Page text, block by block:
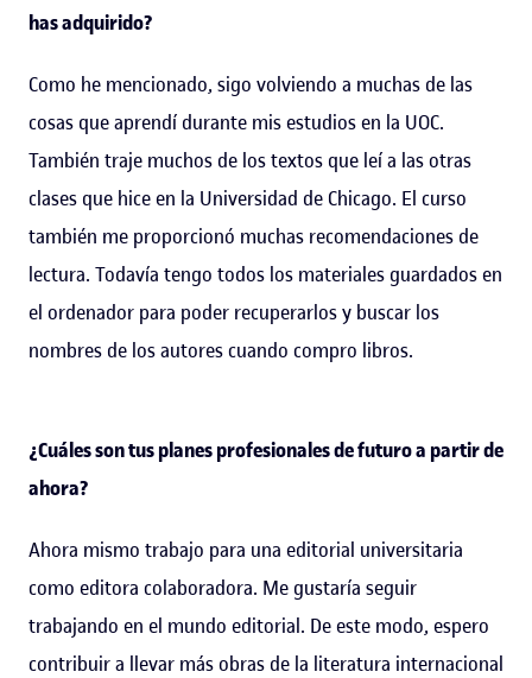
has adquirido?
Como he mencionado, sigo volviendo a muchas de las
cosas que aprendí durante mis estudios en la UOC.
También traje muchos de los textos que leí a las otras
clases que hice en la Universidad de Chicago. El curso
también me proporcionó muchas recomendaciones de
lectura. Todavía tengo todos los materiales guardados en
el ordenador para poder recuperarlos y buscar los
nombres de los autores cuando compro libros.
¿Cuáles son tus planes profesionales de futuro a partir de
ahora?
Ahora mismo trabajo para una editorial universitaria
como editora colaboradora. Me gustaría seguir
trabajando en el mundo editorial. De este modo, espero
contribuir a llevar más obras de la literatura internacional